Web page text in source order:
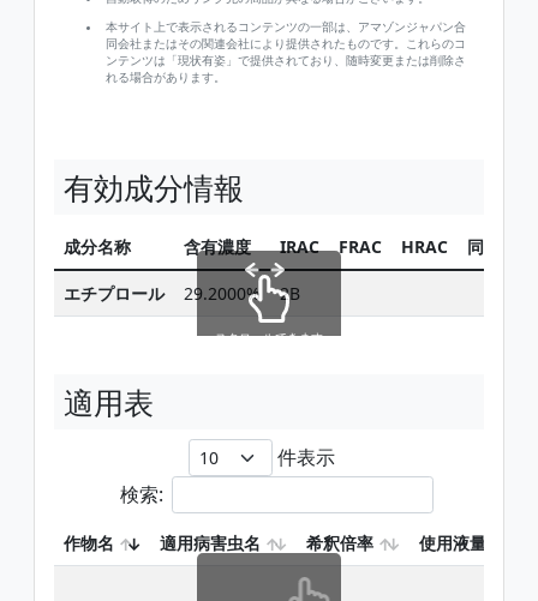
本サイト上で表示されるコンテンツの一部は、アマゾンジャパン合
同会社またはその関連会社により提供されたものです。これらのコ
ンテンツは「現状有姿」で提供されており、随時変更または削除さ
れる場合があります。
有効成分情報
成分名称 含有濃度 IRAC FRAC HRAC 同じ有
エチプロール 29.2000% 2B
スクロールできます
適用表
件表示
検索:
作物名 適用病害虫名 希釈倍率 使用液量